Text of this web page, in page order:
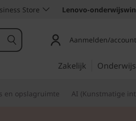
Store Lenovo-
Aanmelden/
Zakelijk Onderwijs
en opslagruimte AI (Kunstmatige